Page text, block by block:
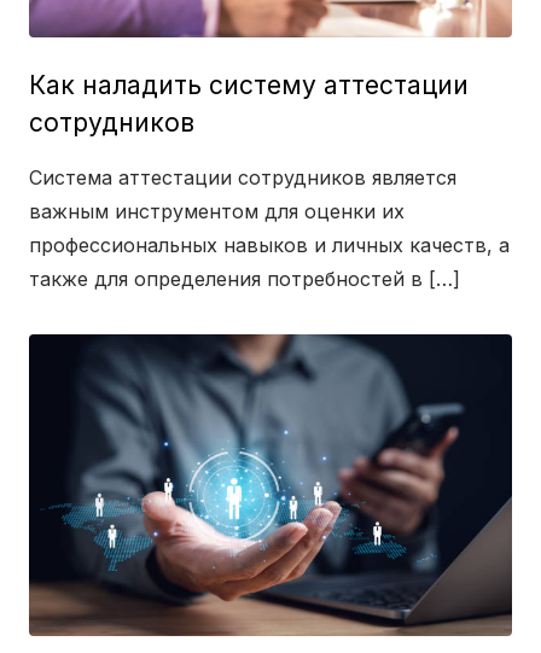
Как наладить систему аттестации
сотрудников
Система аттестации сотрудников является
важным инструментом для оценки их
профессиональных навыков и личных качеств, а
также для определения потребностей в […]